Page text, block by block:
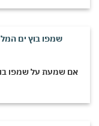
שמפו בוץ ים המלח
אם שמעת על שמפו בוץ ים